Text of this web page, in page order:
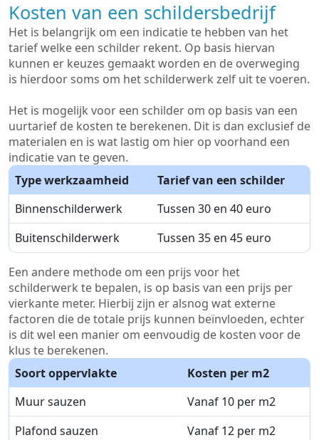
Kosten van een schildersbedrijf
Het is belangrijk om een indicatie te hebben van het
tarief welke een schilder rekent. Op basis hiervan
kunnen er keuzes gemaakt worden en de overweging
is hierdoor soms om het schilderwerk zelf uit te voeren.
Het is mogelijk voor een schilder om op basis van een
uurtarief de kosten te berekenen. Dit is dan exclusief de
materialen en is wat lastig om hier op voorhand een
indicatie van te geven.
Type werkzaamheid
Tarief van een schilder
Binnenschilderwerk
Tussen 30 en 40 euro
Buitenschilderwerk
Tussen 35 en 45 euro
Een andere methode om een prijs voor het
schilderwerk te bepalen, is op basis van een prijs per
vierkante meter. Hierbij zijn er alsnog wat externe
factoren die de totale prijs kunnen beïnvloeden, echter
is dit wel een manier om eenvoudig de kosten voor de
klus te berekenen.
Soort oppervlakte
Kosten per m2
Muur sauzen
Vanaf 10 per m2
Plafond sauzen
Vanaf 12 per m2